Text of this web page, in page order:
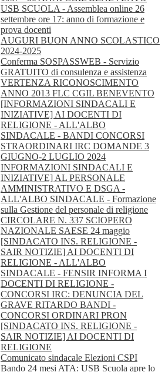
USB SCUOLA - Assemblea online 26
settembre ore 17: anno di formazione e
prova docenti
AUGURI BUON ANNO SCOLASTICO
2024-2025
Conferma SOSPASSWEB - Servizio
GRATUITO di consulenza e assistenza
VERTENZA RICONOSCIMENTO
ANNO 2013 FLC CGIL BENEVENTO
[INFORMAZIONI SINDACALI E
INIZIATIVE] AI DOCENTI DI
RELIGIONE - ALL'ALBO
SINDACALE - BANDI CONCORSI
STRAORDINARI IRC DOMANDE 3
GIUGNO-2 LUGLIO 2024
INFORMAZIONI SINDACALI E
INIZIATIVE] AL PERSONALE
AMMINISTRATIVO E DSGA -
ALL'ALBO SINDACALE - Formazione
sulla Gestione del personale di religione
CIRCOLARE N. 337 SCIOPERO
NAZIONALE SAESE 24 maggio
[SINDACATO INS. RELIGIONE -
SAIR NOTIZIE] AI DOCENTI DI
RELIGIONE - ALL'ALBO
SINDACALE - FENSIR INFORMA I
DOCENTI DI RELIGIONE -
CONCORSI IRC: DENUNCIA DEL
GRAVE RITARDO BANDI -
CONCORSI ORDINARI PRON
[SINDACATO INS. RELIGIONE -
SAIR NOTIZIE] AI DOCENTI DI
RELIGIONE
Comunicato sindacale Elezioni CSPI
Bando 24 mesi ATA: USB Scuola apre lo